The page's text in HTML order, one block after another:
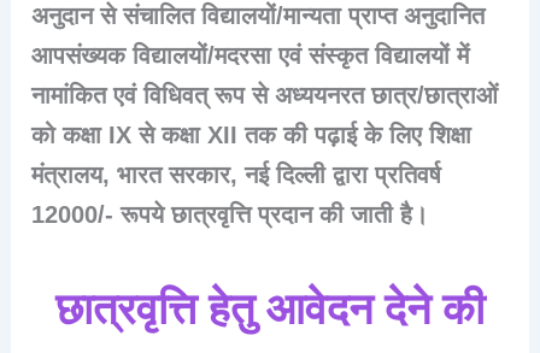
अनुदान से संचालित विद्यालयों/मान्यता प्राप्त अनुदानित
आपसंख्यक विद्यालयों/मदरसा एवं संस्कृत विद्यालयों में
नामांकित एवं विधिवत् रूप से अध्ययनरत छात्र/छात्राओं
को कक्षा IX से कक्षा XII तक की पढ़ाई के लिए शिक्षा
मंत्रालय, भारत सरकार, नई दिल्ली द्वारा प्रतिवर्ष
12000/- रूपये छात्रवृत्ति प्रदान की जाती है।
छात्रवृत्ति हेतु आवेदन देने की